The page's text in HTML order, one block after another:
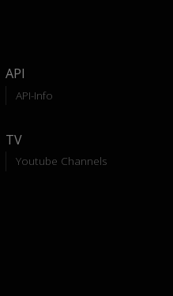
API
API-Info
TV
Youtube Channels